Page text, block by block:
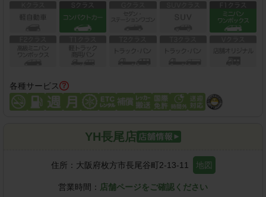
各種サービス
YH長尾店
住所： 大阪府枚方市長尾谷町2-13-11 地図
営業時間： 店舗ページをご確認ください